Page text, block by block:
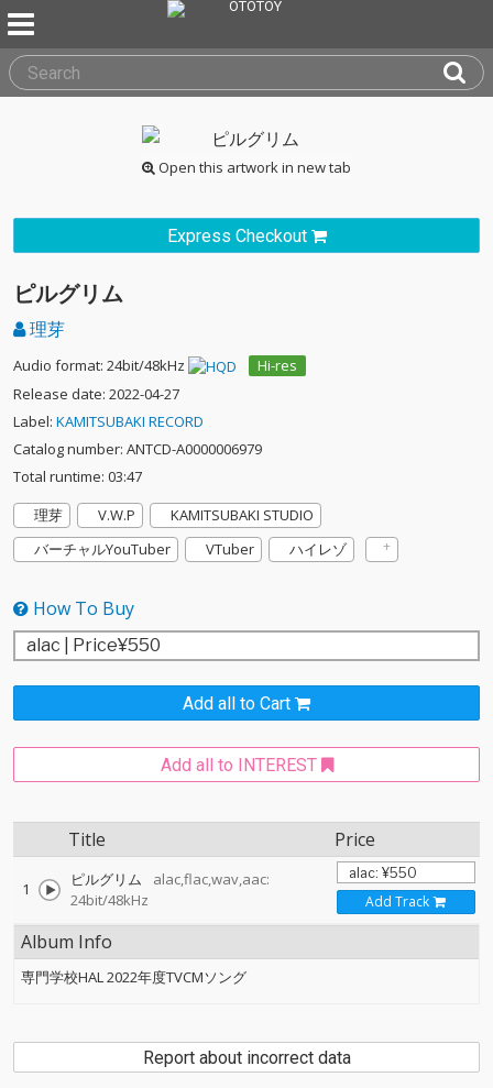
Open this artwork in new tab
Express Checkout
ピルグリム
理芽
Audio format: 24bit/48kHz
Hi-res
Release date: 2022-04-27
Label: KAMITSUBAKI RECORD
Catalog number: ANTCD-A0000006979
Total runtime: 03:47
理芽
V.W.P
KAMITSUBAKI STUDIO
バーチャルYouTuber
VTuber ハイレゾ
How To Buy
Add all to Cart
Add all to INTEREST
Title Price
1 ピルグリム
alac,flac,wav,aac:
24bit/48kHz
Add Track
Album Info
専門学校HAL 2022年度TVCMソング
Report about incorrect data